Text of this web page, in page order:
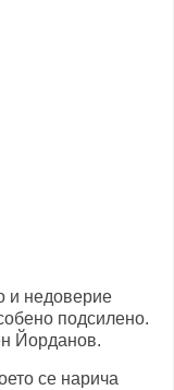
и недоверие
подсилено.
Йорданов.
се нарича